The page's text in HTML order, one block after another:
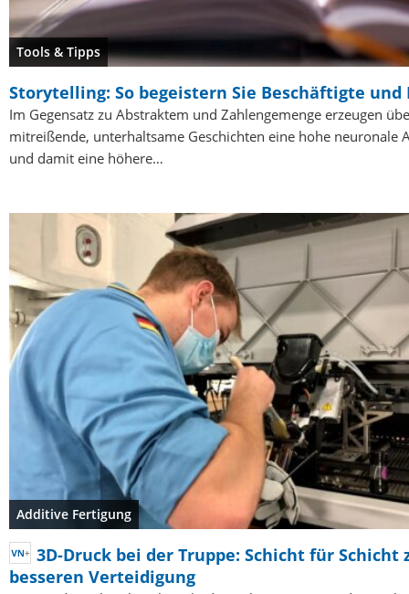
Tools & Tipps
Storytelling: So begeistern Sie Beschäftigte und
Im Gegensatz zu Abstraktem und Zahlengemenge erzeugen
mitreißende, unterhaltsame Geschichten eine hohe neuronale
und damit eine höhere…
Additive Fertigung
3D-Druck bei der Truppe: Schicht für Schicht
besseren Verteidigung